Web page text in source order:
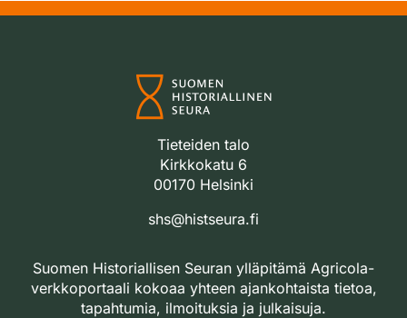
Tieteiden talo
Kirkkokatu 6
00170 Helsinki
shs@histseura.fi
Suomen Historiallisen Seuran ylläpitämä Agricola-
verkkoportaali kokoaa yhteen ajankohtaista tietoa,
tapahtumia, ilmoituksia ja julkaisuja.